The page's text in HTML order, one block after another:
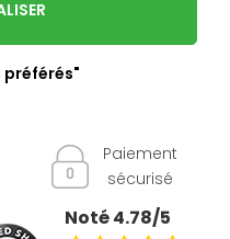
préférés"
Paiement
sécurisé
Noté 4.78/5